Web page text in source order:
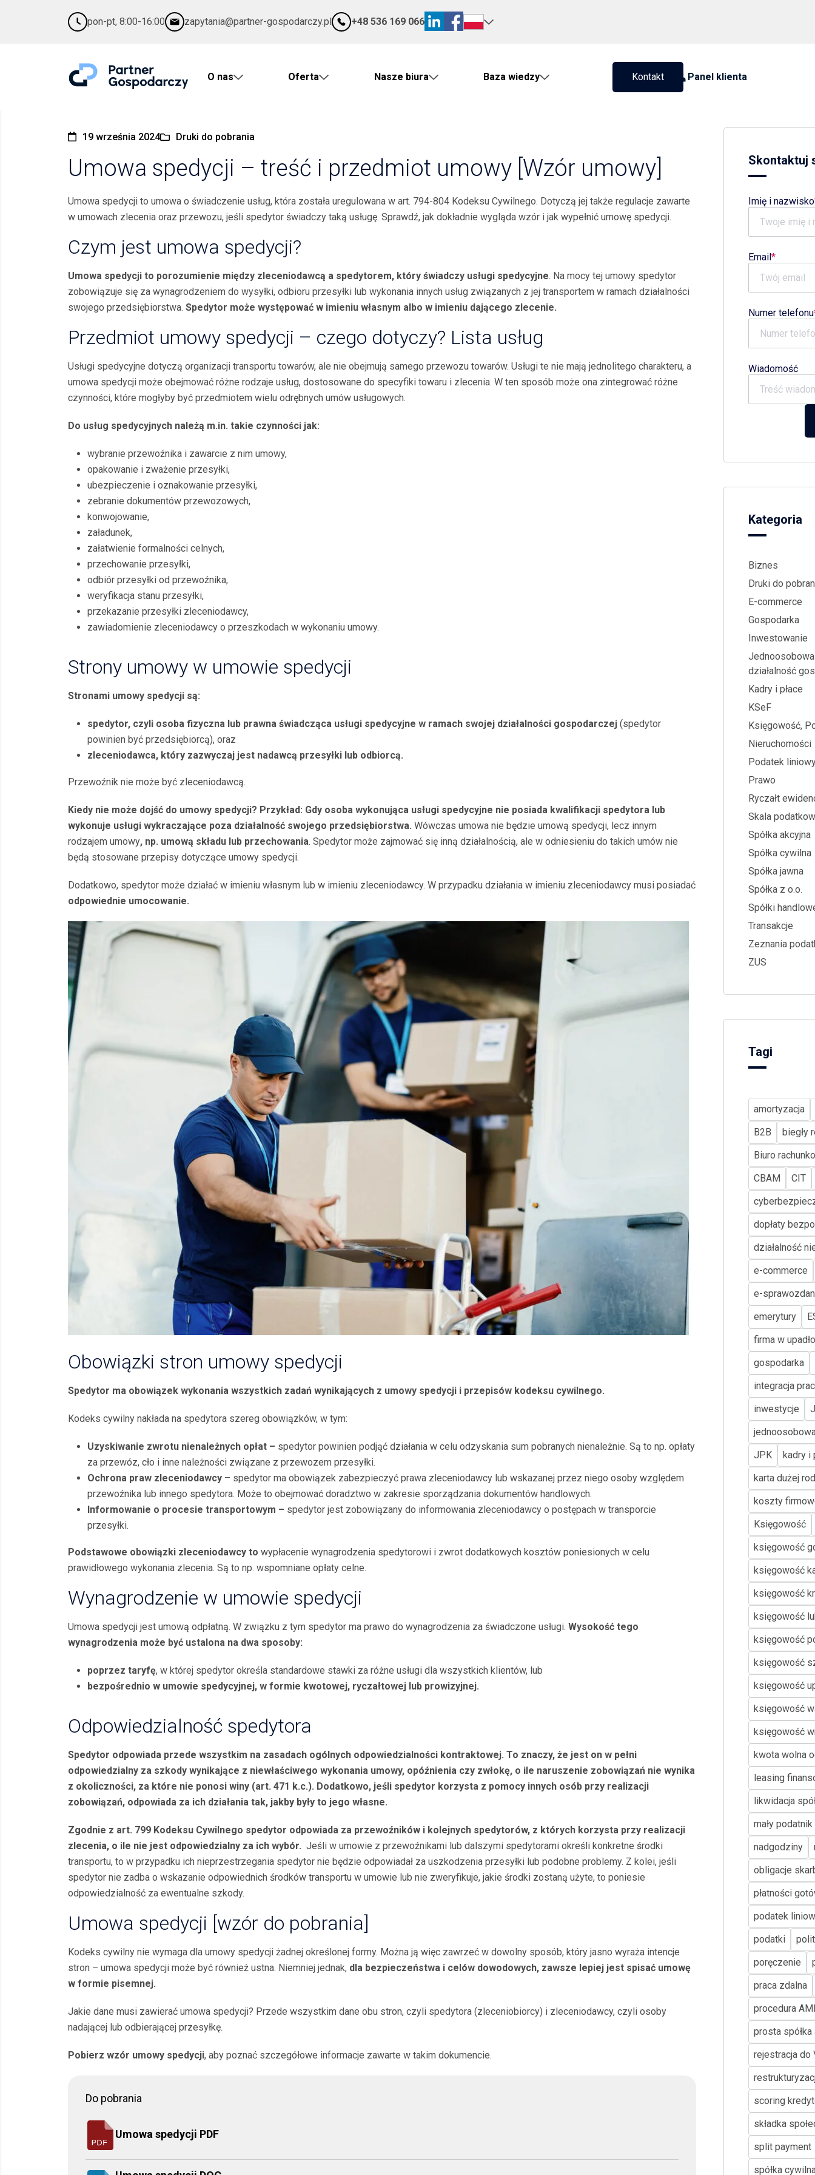
pon-pt, 8:00-16:00 zapytania@partner-gospodarczy.pl +48 536 169 066
O nas Oferta Nasze biura Baza wiedzy Kontakt Panel klienta
19 września 2024 Druki do pobrania
Umowa spedycji – treść i przedmiot umowy [Wzór umowy]
Umowa spedycji to umowa o świadczenie usług, która została uregulowana w art. 794-804 Kodeksu Cywilnego. Dotyczą jej także regulacje zawarte
w umowach zlecenia oraz przewozu, jeśli spedytor świadczy taką usługę. Sprawdź, jak dokładnie wygląda wzór i jak wypełnić umowę spedycji.
Czym jest umowa spedycji?
Umowa spedycji to porozumienie między zleceniodawcą a spedytorem, który świadczy usługi spedycyjne. Na mocy tej umowy spedytor
zobowiązuje się za wynagrodzeniem do wysyłki, odbioru przesyłki lub wykonania innych usług związanych z jej transportem w ramach działalności
swojego przedsiębiorstwa. Spedytor może występować w imieniu własnym albo w imieniu dającego zlecenie.
Przedmiot umowy spedycji – czego dotyczy? Lista usług
Usługi spedycyjne dotyczą organizacji transportu towarów, ale nie obejmują samego przewozu towarów. Usługi te nie mają jednolitego charakteru, a
umowa spedycji może obejmować różne rodzaje usług, dostosowane do specyfiki towaru i zlecenia. W ten sposób może ona zintegrować różne
czynności, które mogłyby być przedmiotem wielu odrębnych umów usługowych.
Do usług spedycyjnych należą m.in. takie czynności jak:
wybranie przewoźnika i zawarcie z nim umowy,
opakowanie i zważenie przesyłki,
ubezpieczenie i oznakowanie przesyłki,
zebranie dokumentów przewozowych,
konwojowanie,
załadunek,
załatwienie formalności celnych,
przechowanie przesyłki,
odbiór przesyłki od przewoźnika,
weryfikacja stanu przesyłki,
przekazanie przesyłki zleceniodawcy,
zawiadomienie zleceniodawcy o przeszkodach w wykonaniu umowy.
Strony umowy w umowie spedycji
Stronami umowy spedycji są:
spedytor, czyli osoba fizyczna lub prawna świadcząca usługi spedycyjne w ramach swojej działalności gospodarczej (spedytor
powinien być przedsiębiorcą), oraz
zleceniodawca, który zazwyczaj jest nadawcą przesyłki lub odbiorcą.
Przewoźnik nie może być zleceniodawcą.
Kiedy nie może dojść do umowy spedycji? Przykład: Gdy osoba wykonująca usługi spedycyjne nie posiada kwalifikacji spedytora lub
wykonuje usługi wykraczające poza działalność swojego przedsiębiorstwa. Wówczas umowa nie będzie umową spedycji, lecz innym
rodzajem umowy, np. umową składu lub przechowania. Spedytor może zajmować się inną działalnością, ale w odniesieniu do takich umów nie
będą stosowane przepisy dotyczące umowy spedycji.
Dodatkowo, spedytor może działać w imieniu własnym lub w imieniu zleceniodawcy. W przypadku działania w imieniu zleceniodawcy musi posiadać
odpowiednie umocowanie.
Obowiązki stron umowy spedycji
Spedytor ma obowiązek wykonania wszystkich zadań wynikających z umowy spedycji i przepisów kodeksu cywilnego.
Kodeks cywilny nakłada na spedytora szereg obowiązków, w tym:
Uzyskiwanie zwrotu nienależnych opłat – spedytor powinien podjąć działania w celu odzyskania sum pobranych nienależnie. Są to np. opłaty
za przewóz, cło i inne należności związane z przewozem przesyłki.
Ochrona praw zleceniodawcy – spedytor ma obowiązek zabezpieczyć prawa zleceniodawcy lub wskazanej przez niego osoby względem
przewoźnika lub innego spedytora. Może to obejmować doradztwo w zakresie sporządzania dokumentów handlowych.
Informowanie o procesie transportowym – spedytor jest zobowiązany do informowania zleceniodawcy o postępach w transporcie
przesyłki.
Podstawowe obowiązki zleceniodawcy to wypłacenie wynagrodzenia spedytorowi i zwrot dodatkowych kosztów poniesionych w celu
prawidłowego wykonania zlecenia. Są to np. wspomniane opłaty celne.
Wynagrodzenie w umowie spedycji
Umowa spedycji jest umową odpłatną. W związku z tym spedytor ma prawo do wynagrodzenia za świadczone usługi. Wysokość tego
wynagrodzenia może być ustalona na dwa sposoby:
poprzez taryfę, w której spedytor określa standardowe stawki za różne usługi dla wszystkich klientów, lub
bezpośrednio w umowie spedycyjnej, w formie kwotowej, ryczałtowej lub prowizyjnej.
Odpowiedzialność spedytora
Spedytor odpowiada przede wszystkim na zasadach ogólnych odpowiedzialności kontraktowej. To znaczy, że jest on w pełni
odpowiedzialny za szkody wynikające z niewłaściwego wykonania umowy, opóźnienia czy zwłokę, o ile naruszenie zobowiązań nie wynika
z okoliczności, za które nie ponosi winy (art. 471 k.c.). Dodatkowo, jeśli spedytor korzysta z pomocy innych osób przy realizacji
zobowiązań, odpowiada za ich działania tak, jakby były to jego własne.
Zgodnie z art. 799 Kodeksu Cywilnego spedytor odpowiada za przewoźników i kolejnych spedytorów, z których korzysta przy realizacji
zlecenia, o ile nie jest odpowiedzialny za ich wybór. Jeśli w umowie z przewoźnikami lub dalszymi spedytorami określi konkretne środki
transportu, to w przypadku ich nieprzestrzegania spedytor nie będzie odpowiadał za uszkodzenia przesyłki lub podobne problemy. Z kolei, jeśli
spedytor nie zadba o wskazanie odpowiednich środków transportu w umowie lub nie zweryfikuje, jakie środki zostaną użyte, to poniesie
odpowiedzialność za ewentualne szkody.
Umowa spedycji [wzór do pobrania]
Kodeks cywilny nie wymaga dla umowy spedycji żadnej określonej formy. Można ją więc zawrzeć w dowolny sposób, który jasno wyraża intencje
stron – umowa spedycji może być również ustna. Niemniej jednak, dla bezpieczeństwa i celów dowodowych, zawsze lepiej jest spisać umowę
w formie pisemnej.
Jakie dane musi zawierać umowa spedycji? Przede wszystkim dane obu stron, czyli spedytora (zleceniobiorcy) i zleceniodawcy, czyli osoby
nadającej lub odbierającej przesyłkę.
Pobierz wzór umowy spedycji, aby poznać szczegółowe informacje zawarte w takim dokumencie.
Do pobrania
Umowa spedycji PDF
Skontaktuj
Imię i nazwisko
Email
Numer telefonu
Wiadomość
Kategoria
Biznes
Druki do
E-commerce
Gospodarka
Inwestowanie
Jednoosobowa
działalność
Kadry i płace
KSeF
Księgowość,
Nieruchomości
Podatek
Prawo
Ryczałt
Skala
Spółka akcyjna
Spółka cywilna
Spółka jawna
Spółka z o.o.
Spółki
Transakcje
Zeznania
ZUS
Tagi
amortyzacja
B2B
biegły
Biuro
CBAM
CIT
dopłaty
działalność
e-commerce
e-
emerytury
firma w
gospodarka
integracja
inwestycje
JPK
kadry i
karta dużej
koszty
Księgowość
księgowość
księgowość
księgowość
księgowość
księgowość
księgowość
księgowość
księgowość
księgowość
kwota wolna
leasing
likwidacja
mały podatnik
nadgodziny
obligacje
płatności
podatek
podatki
poręczenie
praca zdalna
procedura
prosta spółka
rejestracja do
scoring
składka
split payment
spółka